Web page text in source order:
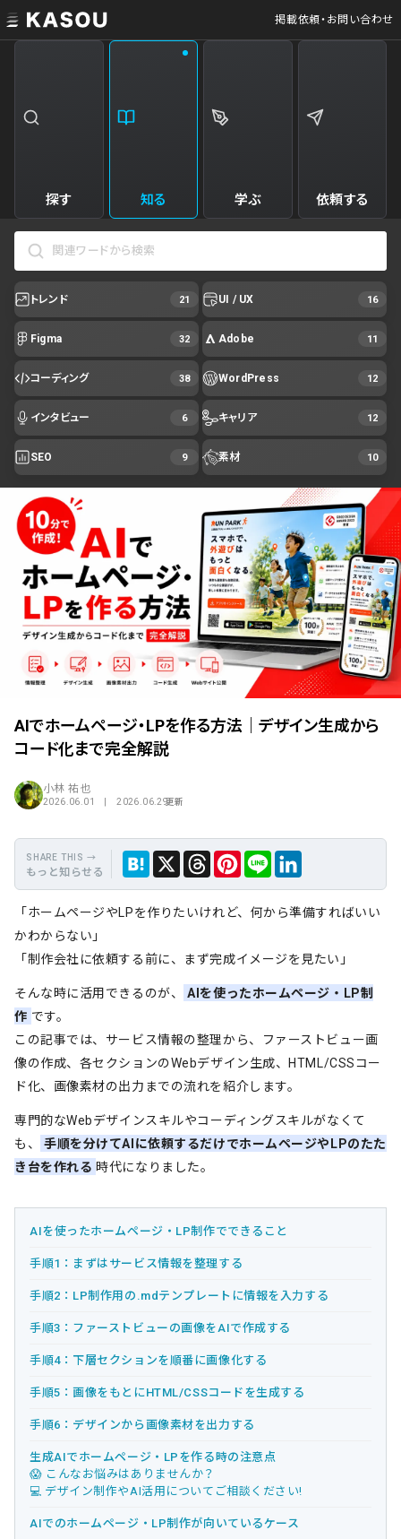
掲載依頼・お問い合わせ
探す 知る 学ぶ 依頼する
トレンド 21 UI / UX 16
Figma 32 Adobe 11
コーディング 38 WordPress 12
インタビュー 6 キャリア 12
SEO 9 素材 10
AIでホームページ・LPを作る方法｜デザイン生成から
コード化まで完全解説
小林 祐也
2026.06.01 | 2026.06.29更新
もっと知らせる
Hate
na
Thre
ads
保
存
Link
edIn
「ホームページやLPを作りたいけれど、何から準備すればいい
かわからない」
「制作会社に依頼する前に、まず完成イメージを見たい」
そんな時に活用できるのが、
AIを使ったホームページ・LP制
作 です。
この記事では、サービス情報の整理から、ファーストビュー画
像の作成、各セクションのWebデザイン生成、HTML/CSSコー
ド化、画像素材の出力までの流れを紹介します。
専門的なWebデザインスキルやコーディングスキルがなくて
も、
手順を分けてAIに依頼するだけでホームページやLPのたた
き台を作れる 時代になりました。
AIを使ったホームページ・LP制作でできること
手順1：まずはサービス情報を整理する
手順2：LP制作用の.mdテンプレートに情報を入力する
手順3：ファーストビューの画像をAIで作成する
手順4：下層セクションを順番に画像化する
手順5：画像をもとにHTML/CSSコードを生成する
手順6：デザインから画像素材を出力する
生成AIでホームページ・LPを作る時の注意点
😱 こんなお悩みはありませんか？
💻 デザイン制作やAI活用についてご相談ください!
AIでのホームページ・LP制作が向いているケース